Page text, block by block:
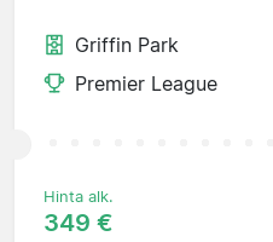
Griffin Park
Premier League
Hinta alk.
349 €